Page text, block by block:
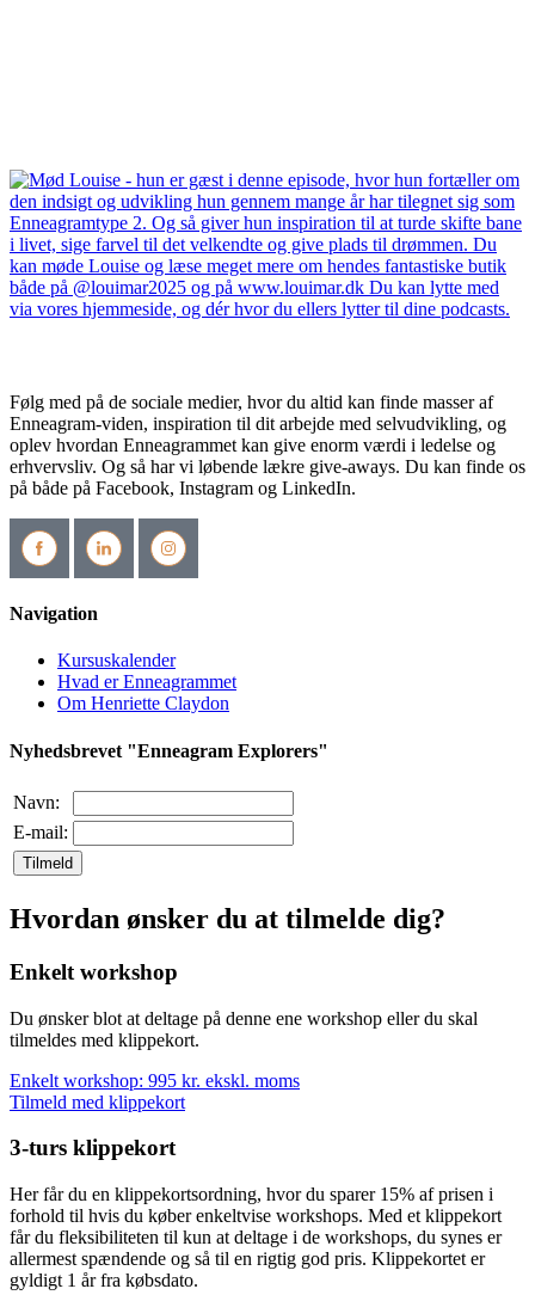
Følg med på de sociale medier, hvor du altid kan finde masser af
Enneagram-viden, inspiration til dit arbejde med selvudvikling, og
oplev hvordan Enneagrammet kan give enorm værdi i ledelse og
erhvervsliv. Og så har vi løbende lækre give-aways. Du kan finde os
på både på Facebook, Instagram og LinkedIn.
Navigation
Kursuskalender
Hvad er Enneagrammet
Om Henriette Claydon
Nyhedsbrevet "Enneagram Explorers"
Navn:
E-mail:
Tilmeld
Hvordan ønsker du at tilmelde dig?
Enkelt workshop
Du ønsker blot at deltage på denne ene workshop eller du skal
tilmeldes med klippekort.
Enkelt workshop: 995 kr. ekskl. moms
Tilmeld med klippekort
3-turs klippekort
Her får du en klippekortsordning, hvor du sparer 15% af prisen i
forhold til hvis du køber enkeltvise workshops. Med et klippekort
får du fleksibiliteten til kun at deltage i de workshops, du synes er
allermest spændende og så til en rigtig god pris. Klippekortet er
gyldigt 1 år fra købsdato.